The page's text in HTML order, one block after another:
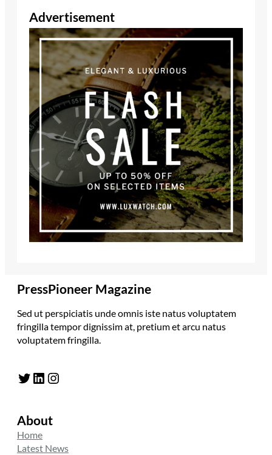
Advertisement
PressPioneer Magazine
Sed ut perspiciatis unde omnis iste natus voluptatem
fringilla tempor dignissim at, pretium et arcu natus
voluptatem fringilla.
Twitter LinkedIn Instagram
About
Home
Latest News